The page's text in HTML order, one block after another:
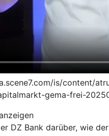
is/content/
gema-frei-
DZ Bank darüber, wie